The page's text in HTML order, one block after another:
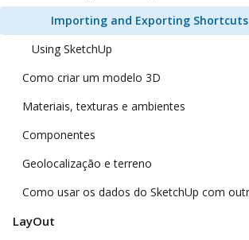
Importing and Exporting Shortcuts
Using SketchUp
Como criar um modelo 3D
Materiais, texturas e ambientes
Componentes
Geolocalização e terreno
LayOut